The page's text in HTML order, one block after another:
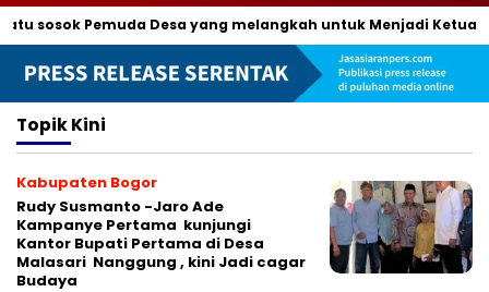
sosok Pemuda Desa yang melangkah untuk Menjadi Ketua
TopikKini
Kabupaten Bogor
Rudy Susmanto -Jaro Ade
Kampanye Pertama kunjungi
Kantor Bupati Pertama di Desa
Malasari Nanggung , kini Jadi cagar
Budaya